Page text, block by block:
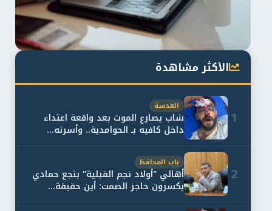
الأكثر مشاهدة
1
العدسة
شاب يصارع الموت بعد واقعة اعتداء
داخل كافيه بـ الحوامدية.. وأسرته...
2
باب المحافظ
أهالي "أولاد نجم القبلية" بنجع حمادي
يكسرون حاجز الصمت: أين حقيقة...